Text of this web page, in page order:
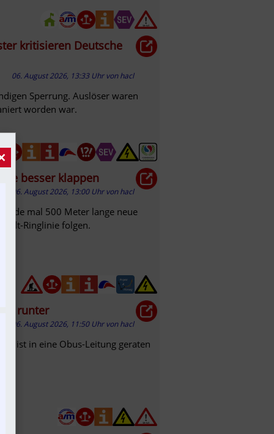
kritisieren Deutsche
06. August 2026, 13:33 Uhr vonhacl
Sperrung. Auslöser waren
worden war.
besser klappen
06. August 2026, 13:00 Uhr vonhacl
mal 500 Meter lange neue
Ringlinie folgen.
runter
06. August 2026, 11:50 Uhr vonhacl
ist in eine Obus-Leitung geraten